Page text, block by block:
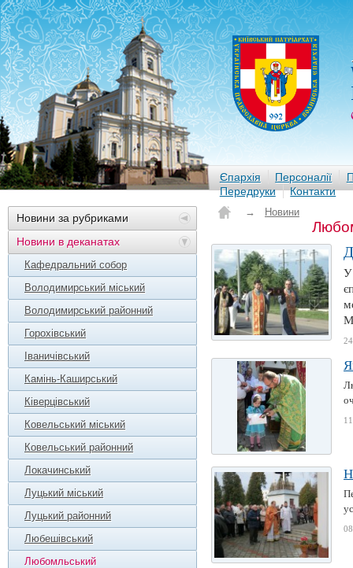
Єпархія Персоналії
Передруки
Контакти
Новини за рубриками
Новини в деканатах
Кафедральний собор
Володимирський міський
Володимирський районний
Горохівський
Іваничівський
Камінь-Каширський
Ківерцівський
Ковельський міський
Ковельський районний
Локачинський
Луцький міський
Луцький районний
Любешівський
Любомльський
→ Новини
У